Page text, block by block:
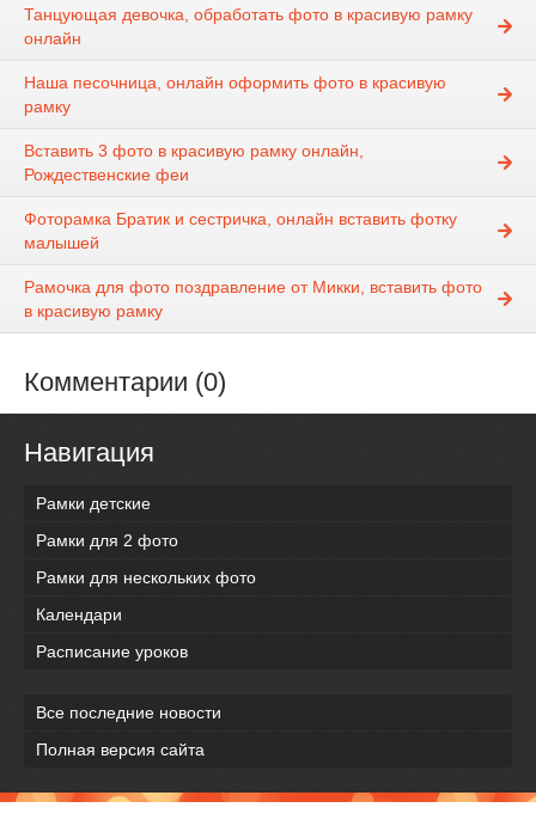
Танцующая девочка, обработать фото в красивую рамку
онлайн
Наша песочница, онлайн оформить фото в красивую
рамку
Вставить 3 фото в красивую рамку онлайн,
Рождественские феи
Фоторамка Братик и сестричка, онлайн вставить фотку
малышей
Рамочка для фото поздравление от Микки, вставить фото
в красивую рамку
Комментарии (0)
Навигация
Рамки детские
Рамки для 2 фото
Рамки для нескольких фото
Календари
Расписание уроков
Все последние новости
Полная версия сайта